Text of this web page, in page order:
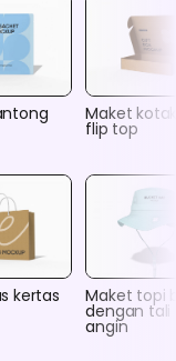
Maket
flip top
kertas Maket topi
dengan
angin